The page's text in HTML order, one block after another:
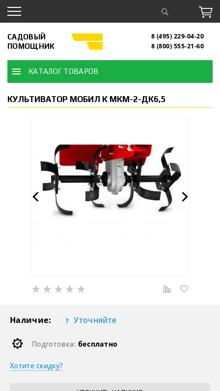
САДОВЫЙ
ПОМОЩНИК
8 (495) 229-04-20
8 (800) 555-21-60
КАТАЛОГ ТОВАРОВ
КУЛЬТИВАТОР МОБИЛ К МКМ-2-ДК6,5
Наличие: Уточняйте
Подготовка: бесплатно
Хотите скидку?